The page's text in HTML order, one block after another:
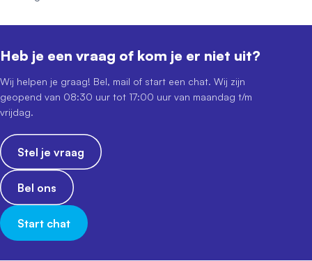
Heb je een vraag of kom je er niet uit?
Wij helpen je graag! Bel, mail of start een chat. Wij zijn
geopend van 08:30 uur tot 17:00 uur van maandag t/m
vrijdag.
Stel je vraag
Bel ons
Start chat